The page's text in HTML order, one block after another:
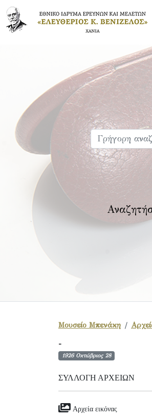
Μουσείο Μπενάκη
-
1926 Οκτώβριος 28
ΣΥΛΛΟΓΉ ΑΡΧΕΊΩΝ
Αρχεία εικόνας